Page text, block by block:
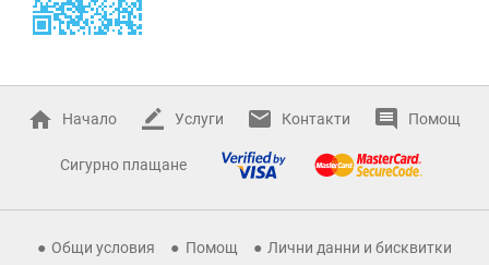
Начало Услуги Контакти Помощ
Сигурно плащане
Общи условия Помощ Лични данни и бисквитки